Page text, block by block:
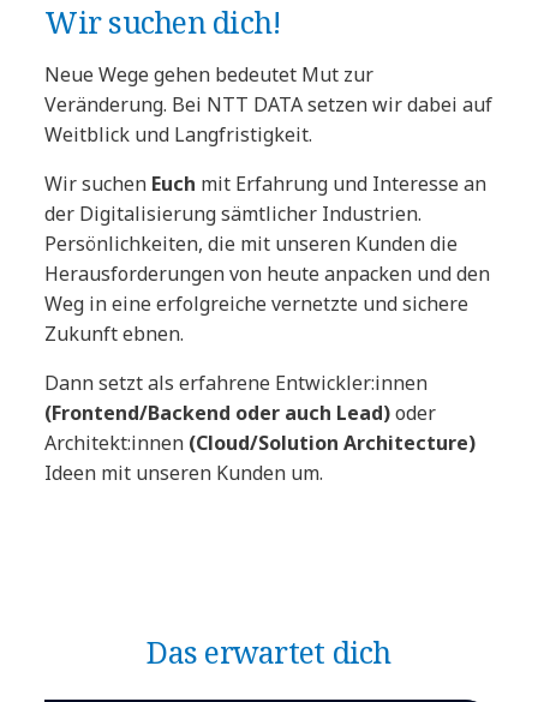
Wir suchen dich!
Neue Wege gehen bedeutet Mut zur
Veränderung. Bei NTT DATA setzen wir dabei auf
Weitblick und Langfristigkeit.
Wir suchen Euch mit Erfahrung und Interesse an
der Digitalisierung sämtlicher Industrien.
Persönlichkeiten, die mit unseren Kunden die
Herausforderungen von heute anpacken und den
Weg in eine erfolgreiche vernetzte und sichere
Zukunft ebnen.
Dann setzt als erfahrene Entwickler:innen
(Frontend/Backend oder auch Lead)oder
Architekt:innen (Cloud/Solution Architecture)
Ideen mit unseren Kunden um.
Das erwartet dich